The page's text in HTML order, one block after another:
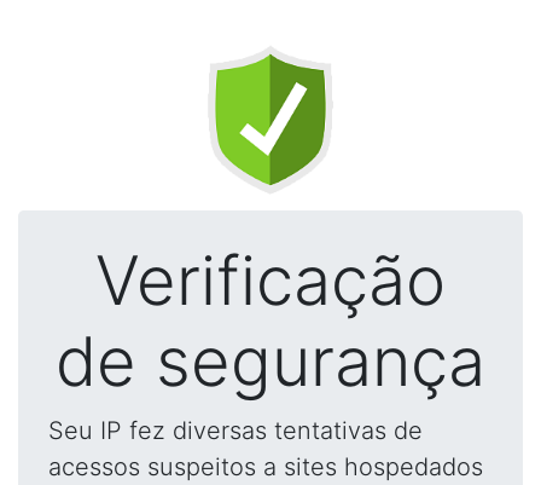
Verificação
de segurança
Seu IP fez diversas tentativas de
acessos suspeitos a sites hospedados